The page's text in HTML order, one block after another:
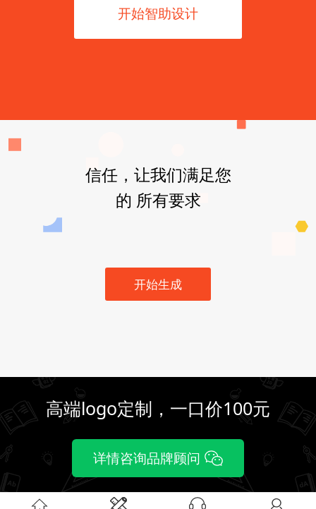
开始智助设计
信任，让我们满足您
的 所有要求
开始生成
高端logo定制，一口价100元
详情咨询品牌顾问